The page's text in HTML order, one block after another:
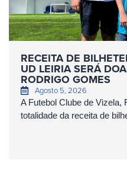
RECEITA DE
UD LEIRIA SERÁ
RODRIGO GOMES
Agosto 5, 2026
A Futebol Clube de Vizela,
totalidade da receita de